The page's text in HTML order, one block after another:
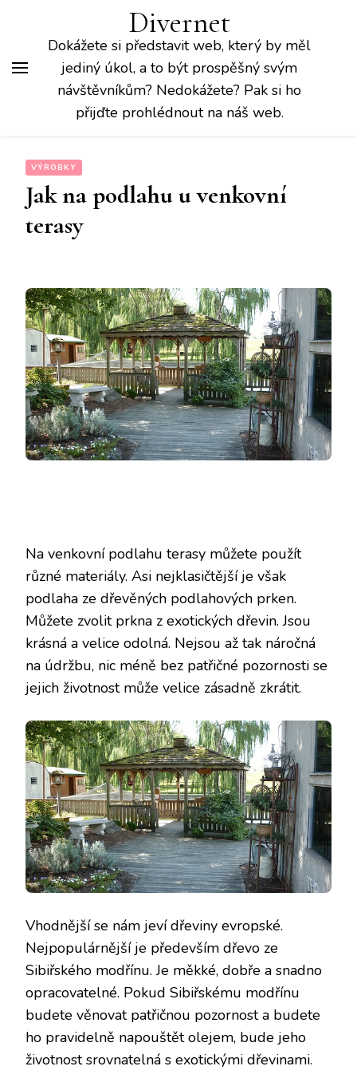
Divernet
Dokážete si představit web, který by měl
jediný úkol, a to být prospěšný svým
návštěvníkům? Nedokážete? Pak si ho
přijďte prohlédnout na náš web.
VÝROBKY
Jak na podlahu u venkovní
terasy
Na venkovní podlahu terasy můžete použít
různé materiály. Asi nejklasičtější je však
podlaha ze dřevěných podlahových prken.
Můžete zvolit prkna z exotických dřevin. Jsou
krásná a velice odolná. Nejsou až tak náročná
na údržbu, nic méně bez patřičné pozornosti se
jejich životnost může velice zásadně zkrátit.
Vhodnější se nám jeví dřeviny evropské.
Nejpopulárnější je především dřevo ze
Sibiřského modřínu. Je měkké, dobře a snadno
opracovatelné. Pokud Sibiřskému modřínu
budete věnovat patřičnou pozornost a budete
ho pravidelně napouštět olejem, bude jeho
životnost srovnatelná s exotickými dřevinami.